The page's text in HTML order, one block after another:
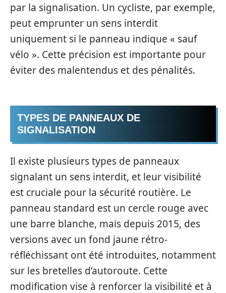
par la signalisation. Un cycliste, par exemple,
peut emprunter un sens interdit
uniquement si le panneau indique « sauf
vélo ». Cette précision est importante pour
éviter des malentendus et des pénalités.
TYPES DE PANNEAUX DE
SIGNALISATION
Il existe plusieurs types de panneaux
signalant un sens interdit, et leur visibilité
est cruciale pour la sécurité routière. Le
panneau standard est un cercle rouge avec
une barre blanche, mais depuis 2015, des
versions avec un fond jaune rétro-
réfléchissant ont été introduites, notamment
sur les bretelles d’autoroute. Cette
modification vise à renforcer la visibilité et à